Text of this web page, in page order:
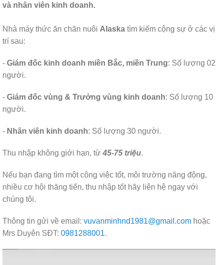
và nhân viên kinh doanh.
Nhà máy thức ăn chăn nuôi Alaska tìm kiếm cộng sự ở các vị
trí sau:
- Giám đốc kinh doanh miền Bắc, miền Trung: Số lượng 02
người.
- Giám đốc vùng & Trưởng vùng kinh doanh: Số lượng 10
người.
- Nhân viên kinh doanh: Số lượng 30 người.
Thu nhập không giới hạn, từ 45-75 triệu.
Nếu bạn đang tìm một công việc tốt, môi trường năng động,
nhiều cơ hội thăng tiến, thu nhập tốt hãy liên hệ ngay với
chúng tôi.
Thông tin gửi về email: vuvanminhnd1981@gmail.com hoặc
Mrs Duyên SĐT: 0981288001.